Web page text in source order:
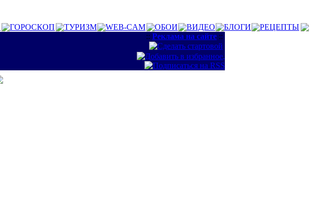
ГОРОСКОП ТУРИЗМ WEB-CAM ОБОИ ВИДЕО БЛОГИ
РЕЦЕПТЫ
:: Реклама на сайте ::